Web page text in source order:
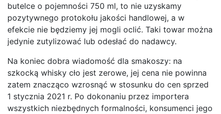
butelce o pojemności 750 ml, to nie uzyskamy
pozytywnego protokołu jakości handlowej, a w
efekcie nie będziemy jej mogli oclić. Taki towar można
jedynie zutylizować lub odesłać do nadawcy.
Na koniec dobra wiadomość dla smakoszy: na
szkocką whisky cło jest zerowe, jej cena nie powinna
zatem znacząco wzrosnąć w stosunku do cen sprzed
1 stycznia 2021 r. Po dokonaniu przez importera
wszystkich niezbędnych formalności, konsumenci jego